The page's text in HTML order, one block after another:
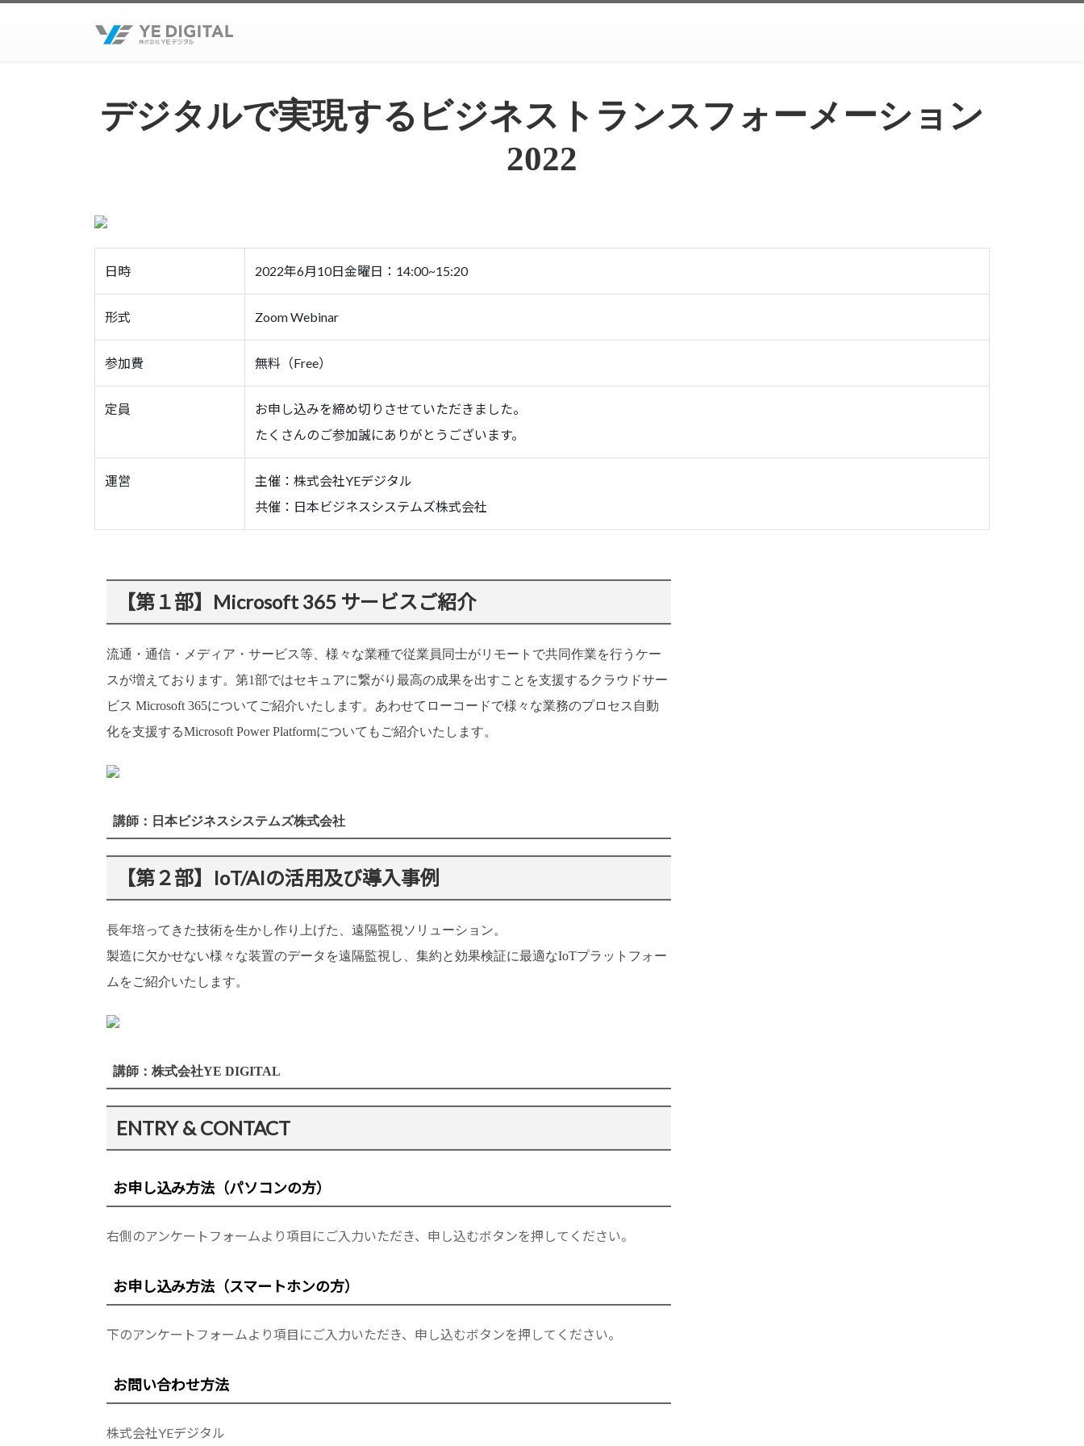
デジタルで実現するビジネストランスフォーメーション
2022
日時 2022年6月10日金曜日：14:00~15:20
形式 Zoom Webinar
参加費 無料（Free）
定員
お申し込みを締め切りさせていただきました。
たくさんのご参加誠にありがとうございます。
運営
主催：株式会社YEデジタル
共催：日本ビジネスシステムズ株式会社
【第１部】Microsoft 365 サービスご紹介
流通・通信・メディア・サービス等、様々な業種で従業員同士がリモートで共同作業を行うケー
スが増えております。第1部ではセキュアに繋がり最高の成果を出すことを支援するクラウドサー
ビス Microsoft 365について ご紹介いたします。 あわせてローコードで様々な業務のプロセス自動
化を支援するMicrosoft Power Platformについてもご紹介いたします。
講師：日本ビジネスシステムズ株式会社
【第２部】IoT/AIの活用及び導入事例
長年培ってきた技術を生かし作り上げた、遠隔監視ソリューション。
製造に欠かせない様々な装置のデータを遠隔監視し、集約と効果検証に最適なIoTプラットフォー
ムをご紹介いたします。
講師：株式会社YE DIGITAL
ENTRY & CONTACT
お申し込み方法（パソコンの方）
右側のアンケートフォームより項目にご入力いただき、申し込むボタンを押してください。
お申し込み方法（スマートホンの方）
下のアンケートフォームより項目にご入力いただき、申し込むボタンを押してください。
お問い合わせ方法
株式会社YEデジタル